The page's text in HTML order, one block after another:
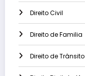
Direito Civil
Direito de Familia
Direito de Trânsito